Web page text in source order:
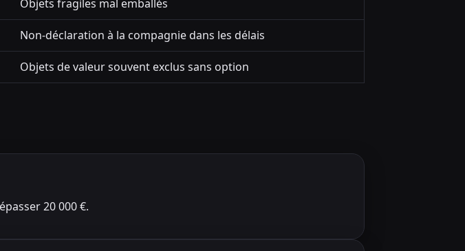
Objets fragiles mal emballés
Non-déclaration à la compagnie dans les délais
Objets de valeur souvent exclus sans option
20 000 €.